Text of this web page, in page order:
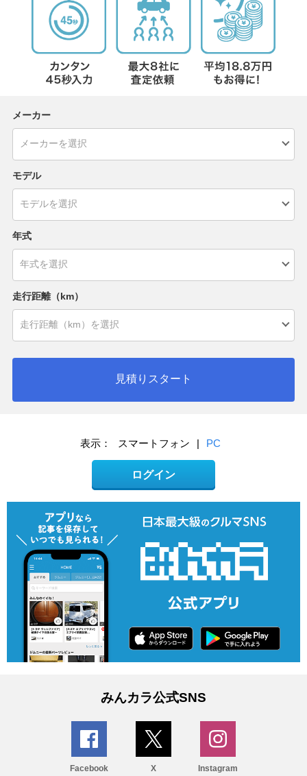
メーカー
モデル
年式
走行距離（km）
見積りスタート
表示： スマートフォン | PC
ログイン
みんカラ公式SNS
Facebook X Instagram